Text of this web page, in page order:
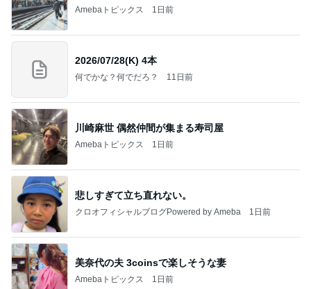
Amebaトピックス 1日前
2026/07/28(K) 4本
何でかな？何でだろ？ 11日前
川崎麻世 偶然仲間が集まる寿司屋
Amebaトピックス 1日前
悲しすぎて立ち直れない。
クロオフィシャルブログPowered by Ameba 1日前
美奈代の夫 3coinsで楽しそうな妻
Amebaトピックス 1日前